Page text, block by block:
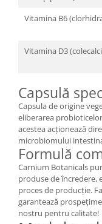
Vitamina B6
Vitamina D3
Capsulă
Capsula de origine
eliberarea
acestea acționează
microbiomului
Formulă
Carnium Botanicals
produse de încredere,
proces de producție.
garantează
nostru pentru calitate!